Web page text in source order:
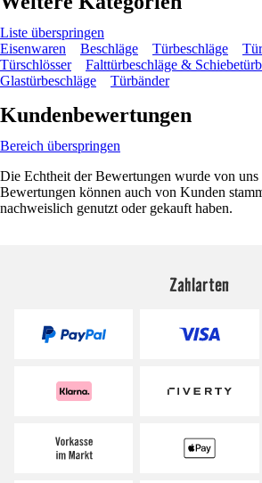
Liste überspringen
Eisenwaren
Beschläge Türbeschläge
Türschlösser
Falttürbeschläge &
Glastürbeschläge
Türbänder
Kundenbewertungen
Bereich überspringen
Die Echtheit der Bewertungen wurde von
Bewertungen können auch von Kunden
nachweislich genutzt oder gekauft haben.
Zahlarten